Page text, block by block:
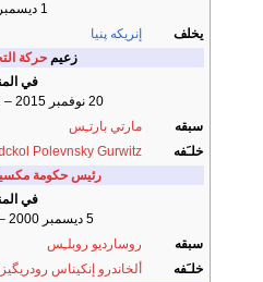
1 ديسمبر 2018
يخلف
إنريكه پنيا
زعيمحركة
في
20 نوفمبر 2015 – 12 ديسمبر 2017
سبقه
مارتي بارتـِس
خلـَفه
Polevnsky Gurwitz
رئيس حكومة
في
5 ديسمبر 2000 – 29 يوليو 2005
سبقه
روسارديو روبلـِس
خلـَفه
ألخاندرو إنكيناس رودريگيز